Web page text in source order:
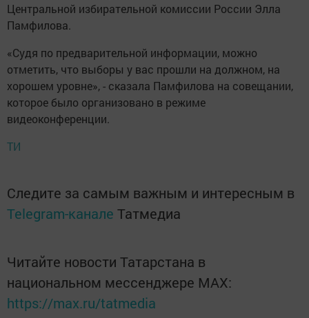
Центральной избирательной комиссии России Элла
Памфилова.
«Судя по предварительной информации, можно
отметить, что выборы у вас прошли на должном, на
хорошем уровне», - сказала Памфилова на совещании,
которое было организовано в режиме
видеоконференции.
ТИ
Следите за самым важным и интересным в
Telegram-канале Татмедиа
Читайте новости Татарстана в
национальном мессенджере MАХ:
https://max.ru/tatmedia